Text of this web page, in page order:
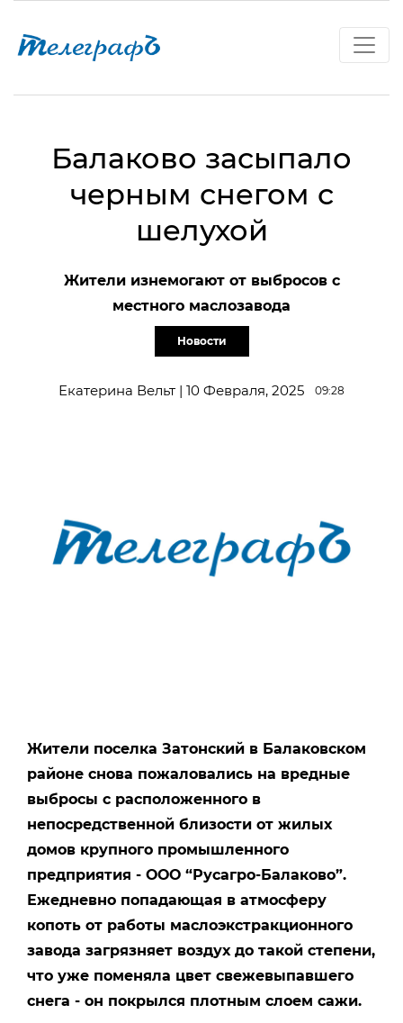
Балаково засыпало
черным снегом с
шелухой
Жители изнемогают от выбросов с
местного маслозавода
Новости
Екатерина Вельт | 10 Февраля, 2025 09:28
Жители поселка Затонский в Балаковском
районе снова пожаловались на вредные
выбросы с расположенного в
непосредственной близости от жилых
домов крупного промышленного
предприятия - ООО “Русагро-Балаково”.
Ежедневно попадающая в атмосферу
копоть от работы маслоэкстракционного
завода загрязняет воздух до такой степени,
что уже поменяла цвет свежевыпавшего
снега - он покрылся плотным слоем сажи.